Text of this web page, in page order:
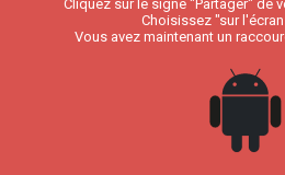
Cliquez sur le signe "Partager" de
Choisissez "sur
Vous avez maintenant un